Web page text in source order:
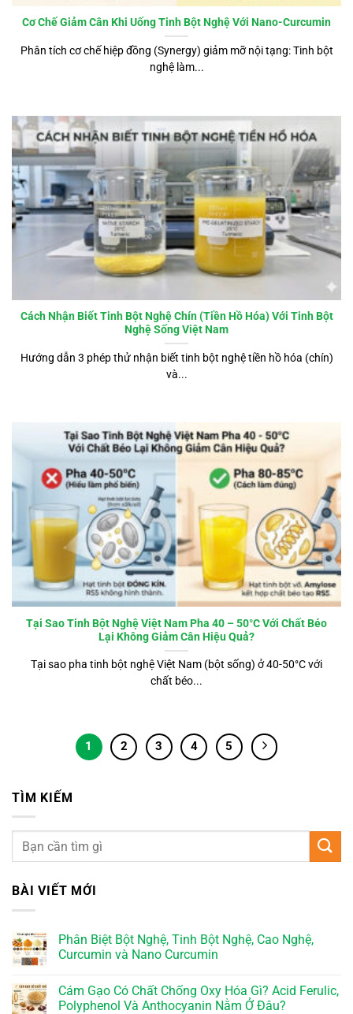
Cơ Chế Giảm Cân Khi Uống Tinh Bột Nghệ Với Nano-Curcumin
Phân tích cơ chế hiệp đồng (Synergy) giảm mỡ nội tạng: Tinh bột
nghệ làm...
Cách Nhận Biết Tinh Bột Nghệ Chín (Tiền Hồ Hóa) Với Tinh Bột
Nghệ Sống Việt Nam
Hướng dẫn 3 phép thử nhận biết tinh bột nghệ tiền hồ hóa (chín)
và...
Tại Sao Tinh Bột Nghệ Việt Nam Pha 40 – 50°C Với Chất Béo
Lại Không Giảm Cân Hiệu Quả?
Tại sao pha tinh bột nghệ Việt Nam (bột sống) ở 40-50°C với
chất béo...
1 2 3 4 5
TÌM KIẾM
BÀI VIẾT MỚI
Phân Biệt Bột Nghệ, Tinh Bột Nghệ, Cao Nghệ,
Curcumin và Nano Curcumin
Cám Gạo Có Chất Chống Oxy Hóa Gì? Acid Ferulic,
Polyphenol Và Anthocyanin Nằm Ở Đâu?